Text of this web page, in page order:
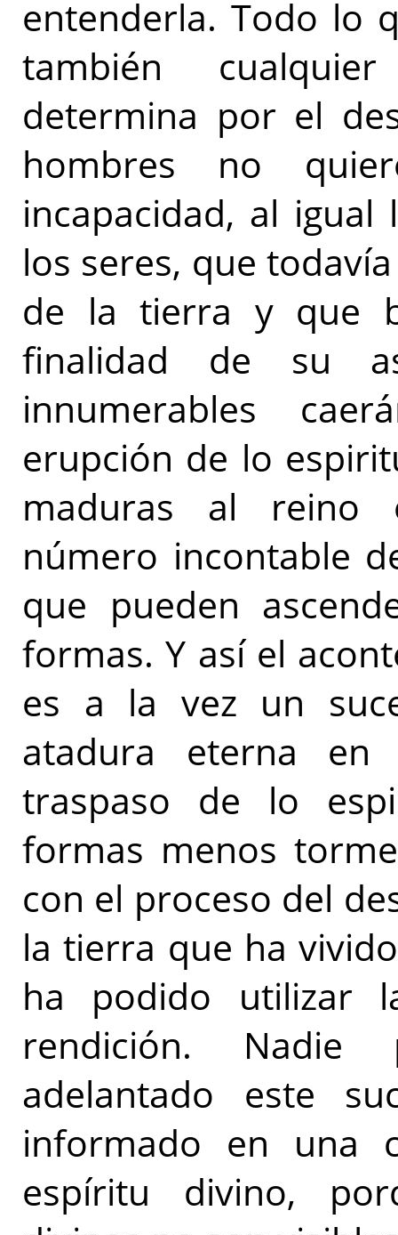
entenderla. Todo lo
también
determina por el
hombres no
incapacidad, al igual
los seres, que
de la tierra y que
finalidad de su
innumerables
erupción de lo
maduras al reino
número incontable
que pueden
formas. Y así el
es a la vez un
atadura eterna
traspaso de lo
formas menos
con el proceso del
la tierra que ha
ha podido utilizar
rendición. Nadie
adelantado este
informado en una
espíritu divino,